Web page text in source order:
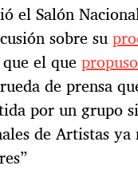
el Salón
sobre su
el quepropuso
de prensa
por un grupo
de Artistas